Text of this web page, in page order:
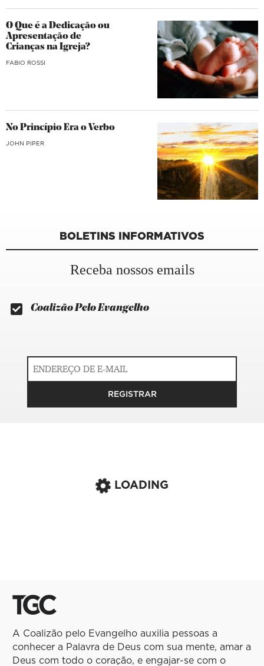
O Que é a Dedicação ou
Apresentação de
Crianças na Igreja?
FABIO ROSSI
No Princípio Era o Verbo
JOHN PIPER
BOLETINS INFORMATIVOS
Receba nossos emails
Coalizão Pelo Evangelho
LOADING
A Coalizão pelo Evangelho auxilia pessoas a
conhecer a Palavra de Deus com sua mente, amar a
Deus com todo o coração, e engajar-se com o